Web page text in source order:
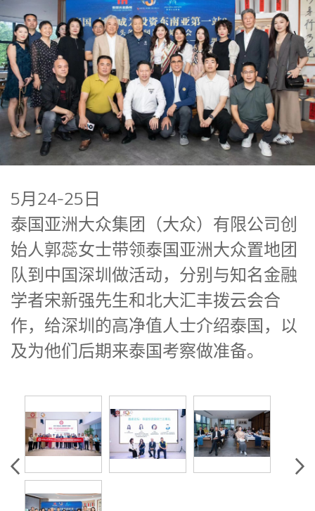
5月24-25日
泰国亚洲大众集团（大众）有限公司创
始人郭蕊女士带领泰国亚洲大众置地团
队到中国深圳做活动，分别与知名金融
学者宋新强先生和北大汇丰拨云会合
作，给深圳的高净值人士介绍泰国，以
及为他们后期来泰国考察做准备。